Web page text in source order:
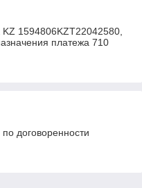
1594806KZT22042580,
платежа 710
договоренности